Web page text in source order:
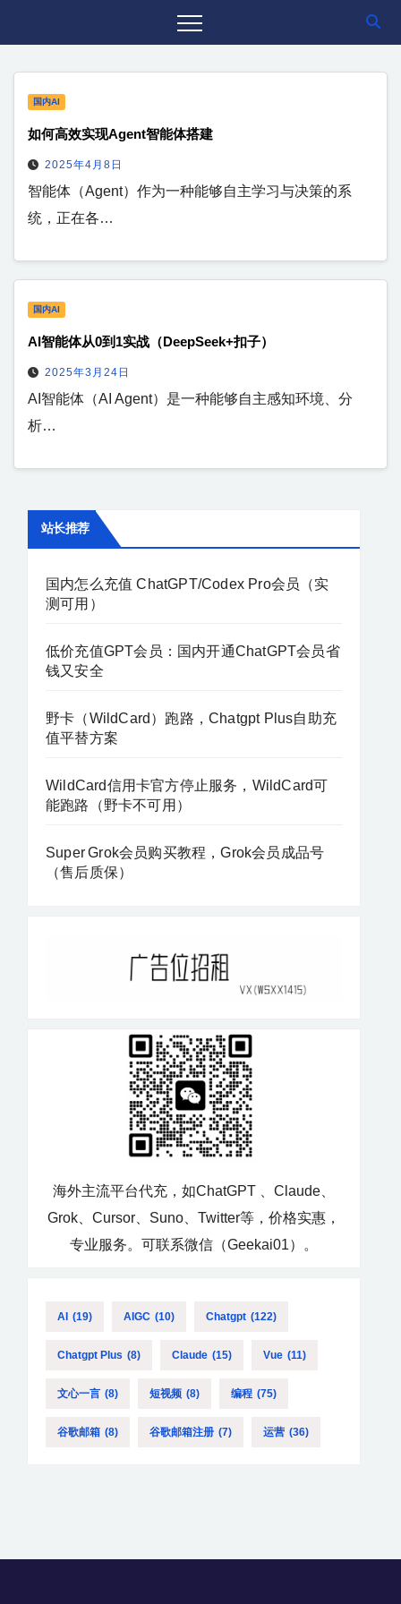
国内AI
如何高效实现Agent智能体搭建
2025年4月8日
智能体（Agent）作为一种能够自主学习与决策的系
统，正在各…
国内AI
AI智能体从0到1实战（DeepSeek+扣子）
2025年3月24日
AI智能体​（AI Agent）是一种能够自主感知环境、分
析…
站长推荐
国内怎么充值 ChatGPT/Codex Pro会员（实
测可用）
低价充值GPT会员：国内开通ChatGPT会员省
钱又安全
野卡（WildCard）跑路，Chatgpt Plus自助充
值平替方案
WildCard信用卡官方停止服务，WildCard可
能跑路（野卡不可用）
Super Grok会员购买教程，Grok会员成品号
（售后质保）
海外主流平台代充，如ChatGPT 、Claude、
Grok、Cursor、Suno、Twitter等，价格实惠，
专业服务。可联系微信（Geekai01）。
AI (19) AIGC (10) Chatgpt (122)
Chatgpt Plus (8) Claude (15) Vue (11)
文心一言 (8) 短视频 (8) 编程 (75)
谷歌邮箱 (8) 谷歌邮箱注册 (7) 运营 (36)